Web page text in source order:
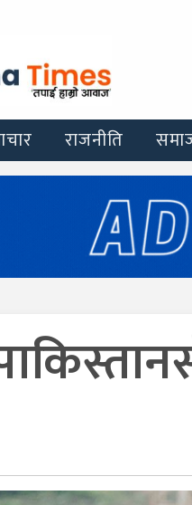
राजनीति